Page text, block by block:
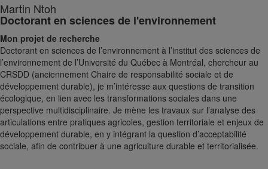
Martin Ntoh
Doctorant en sciences de l'environnement
Mon projet de recherche
Doctorant en sciences de l’environnement à l’institut des sciences de
l’environnement de l’Université du Québec à Montréal, chercheur au
CRSDD (anciennement Chaire de responsabilité sociale et de
développement durable), je m’intéresse aux questions de transition
écologique, en lien avec les transformations sociales dans une
perspective multidisciplinaire. Je mène les travaux sur l’analyse des
articulations entre pratiques agricoles, gestion territoriale et enjeux de
développement durable, en y intégrant la question d’acceptabilité
sociale, afin de contribuer à une agriculture durable et territorialisée.